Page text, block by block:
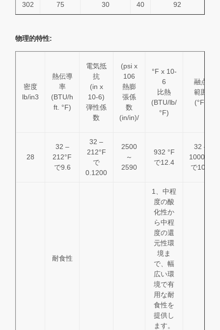
302 75 30 40 92
物理的特性:
密度
lb/in3
熱伝導
率
(BTU/h
ft. °F)
電気抵
抗
(in x
10-6)
弾性係
数
(psi x
106
熱膨
張係
数
(in/in)/
°F x 10-
6
比熱
(BTU/lb/
°F)
融点
範囲
(°F)
28
32 –
212°F
で9.6
32 –
212°F
で
0.1200
2500
～
2590
932 °F
で12.4
32 –
1000°F
で10.2
耐食性
1、中程
度の酸
化性か
ら中程
度の還
元性環
境ま
で、幅
広い環
境で有
用な耐
食性を
提供し
ます。